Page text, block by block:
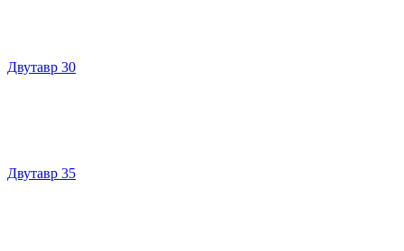
Двутавр 30
Двутавр 35